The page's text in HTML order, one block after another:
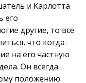
и Карлотта
его
другие, то все
что когда-
на его частную
Он всегда
положению: